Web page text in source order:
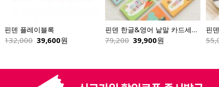
39,900원
핀덴 이중언어 사운드카
55,000 34,900원
핀덴 말
100,000